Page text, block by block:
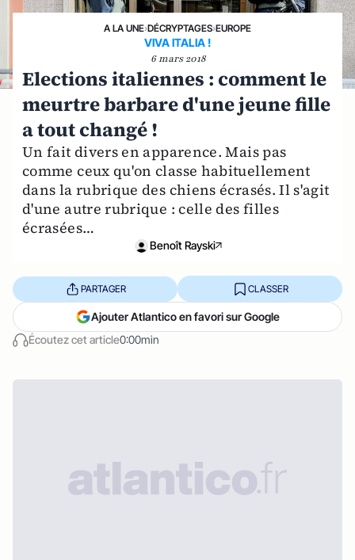
A LA UNE›DÉCRYPTAGES›EUROPE
VIVA ITALIA !
6 mars 2018
Elections italiennes : comment le
meurtre barbare d'une jeune fille
a tout changé !
Un fait divers en apparence. Mais pas
comme ceux qu'on classe habituellement
dans la rubrique des chiens écrasés. Il s'agit
d'une autre rubrique : celle des filles
écrasées…
Benoît Rayski
Écoutez cet article0:00min
PARTAGER CLASSER
Ajouter Atlantico en favori sur Google